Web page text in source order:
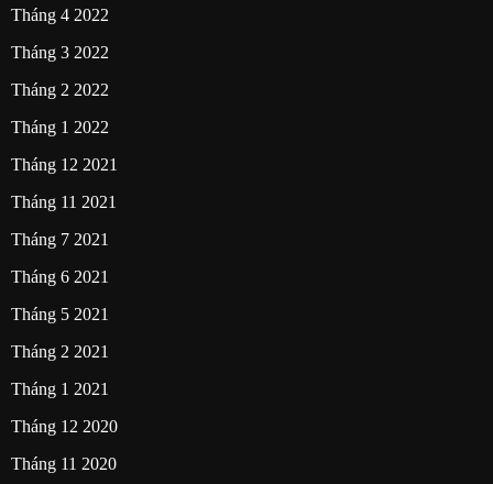
Tháng 4 2022
Tháng 3 2022
Tháng 2 2022
Tháng 1 2022
Tháng 12 2021
Tháng 11 2021
Tháng 7 2021
Tháng 6 2021
Tháng 5 2021
Tháng 2 2021
Tháng 1 2021
Tháng 12 2020
Tháng 11 2020